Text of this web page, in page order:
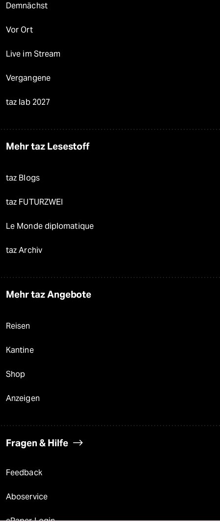
Demnächst
Vor Ort
Live im Stream
Vergangene
taz lab 2027
Mehr taz Lesestoff
taz Blogs
taz FUTURZWEI
Le Monde diplomatique
taz Archiv
Mehr taz Angebote
Reisen
Kantine
Shop
Anzeigen
Fragen & Hilfe
Feedback
Aboservice